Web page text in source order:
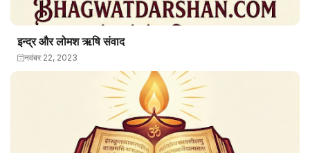
इन्द्र और लोमश ऋषि संवाद
नवंबर 22, 2023